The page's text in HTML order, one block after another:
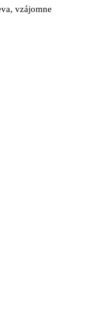
vzájomne